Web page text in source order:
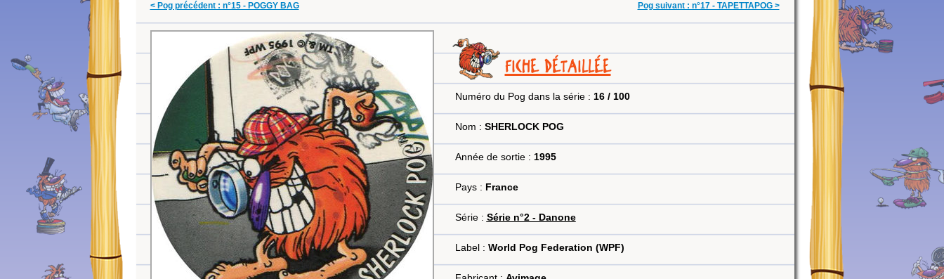
< Pog précédent : n°15 - POGGY BAG Pog suivant : n°17 - TAPETTAPOG >
FICHE DÉTAILLÉE
Numéro du Pog dans la série : 16 / 100
Nom : SHERLOCK POG
Année de sortie : 1995
Pays : France
Série : Série n°2 - Danone
Label : World Pog Federation (WPF)